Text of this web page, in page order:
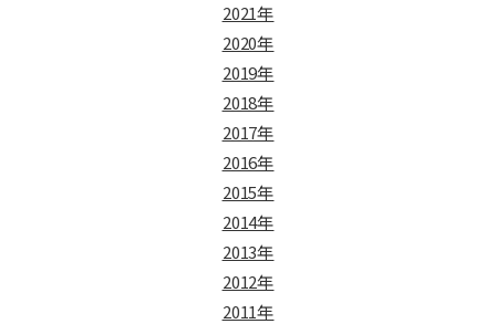
2021年
2020年
2019年
2018年
2017年
2016年
2015年
2014年
2013年
2012年
2011年